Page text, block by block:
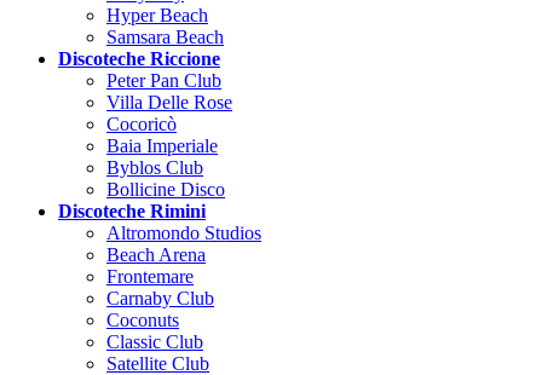
Hyper Beach
Samsara Beach
Discoteche Riccione
Peter Pan Club
Villa Delle Rose
Cocoricò
Baia Imperiale
Byblos Club
Bollicine Disco
Discoteche Rimini
Altromondo Studios
Beach Arena
Frontemare
Carnaby Club
Coconuts
Classic Club
Satellite Club